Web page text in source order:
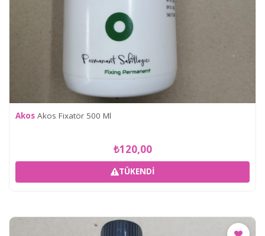
Akos Akos Fixatör 500 Ml
₺120,00
TÜKENDI